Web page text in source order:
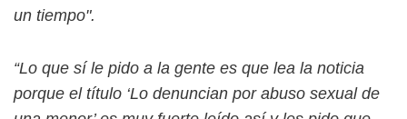
un tiempo".
“Lo que sí le pido a la gente es que lea la noticia
porque el título ‘Lo denuncian por abuso sexual de